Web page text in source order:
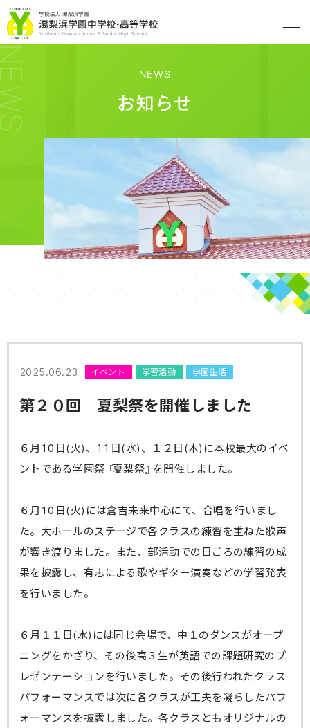
お知らせ
NEWS
2025.06.23 イベント 学習活動 学園生活
第２０回 夏梨祭を開催しました
６月10日(火)、11日(水)、１２日(木)に本校最大のイベ
ントである学園祭『夏梨祭』を開催しました。
６月10日(火)には倉吉未来中心にて、合唱を行いまし
た。大ホールのステージで各クラスの練習を重ねた歌声
が響き渡りました。また、部活動での日ごろの練習の成
果を披露し、有志による歌やギター演奏などの学習発表
を行いました。
６月１１日(水)には同じ会場で、中１のダンスがオープ
ニングをかざり、その後高３生が英語での課題研究のプ
レゼンテーションを行いました。その後行われたクラス
パフォーマンスでは次に各クラスが工夫を凝らしたパフ
ォーマンスを披露しました。各クラスともオリジナルの